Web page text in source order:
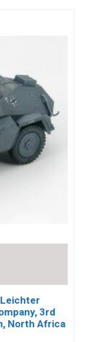
3rd
North Africa